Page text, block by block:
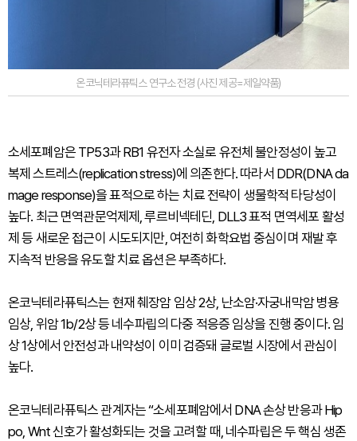
온코닉테라퓨틱스 연구소 전경 (사진 제공=제일약품)
소세포폐암은 TP53과 RB1 유전자 소실로 유전체 불안정성이 높고
복제 스트레스(replication stress)에 의존한다. 따라서 DDR(DNA da
mage response)을 표적으로 하는 치료 전략이 생물학적 타당성이
높다. 최근 면역관문억제제, 루르비넥테딘, DLL3 표적 면역세포 활성
제 등 새로운 접근이 시도되지만, 여전히 화학요법 중심이며 재발 후
지속적 반응을 유도할 치료 옵션은 부족하다.
온코닉테라퓨틱스는 현재 췌장암 임상 2상, 난소암·자궁내막암 병용
임상, 위암 1b/2상 등 네수파립의 다중 적응증 임상을 진행 중이다. 임
상 1상에서 안전성과 내약성이 이미 검증돼 글로벌 시장에서 관심이
높다.
온코닉테라퓨틱스 관계자는 “소세포폐암에서 DNA 손상 반응과 Hip
po, Wnt 신호가 활성화되는 것을 고려할 때, 네수파립은 두 핵심 생존